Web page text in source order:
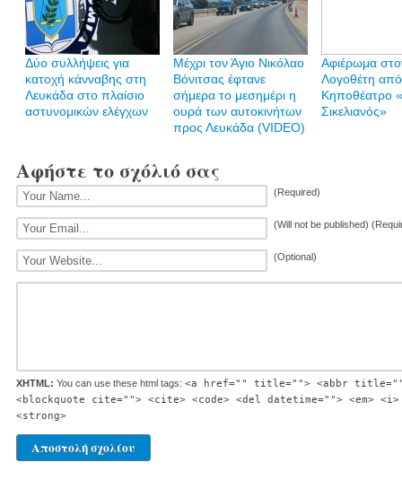
Δύο συλλήψεις για
κατοχή κάνναβης στη
Λευκάδα στο πλαίσιο
αστυνομικών ελέγχων
Mέχρι τον Άγιο Νικόλαο
Βόνιτσας έφτανε
σήμερα το μεσημέρι η
ουρά των αυτοκινήτων
προς Λευκάδα (VIDEO)
Αφιέρωμα
Λογοθέτη
Κηποθέατρο
Σικελιανός»
Αφήστε το σχόλιό σας
(Required)
(Will not be published)
(Optional)
XHTML: You can use these html tags: <a href="" title=""> <abbr
<blockquote cite=""> <cite> <code> <del datetime=""> <em>
<strong>